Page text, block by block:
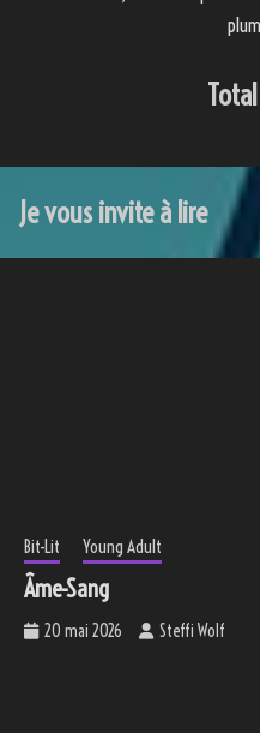
Je vous invite à lire
Bit-Lit Young Adult
Âme-Sang
20 mai 2026 Steffi Wolf